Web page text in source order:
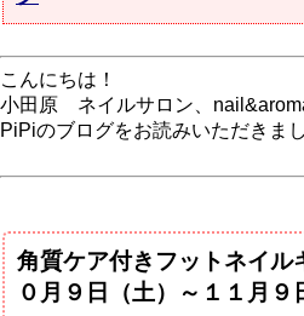
こんにちは！
小田原 ネイルサロン、
PiPiのブログをお読みいただきま
角質ケア付きフットネイ
０月９日（土）～１１月９